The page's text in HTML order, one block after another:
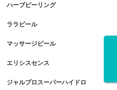
ハーブピーリング
ララピール
マッサージピール
エリシスセンス
ジャルプロスーパーハイドロ